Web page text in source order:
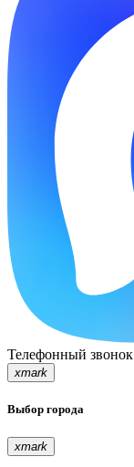
Телефонный звонок
xmark
Выбор города
xmark